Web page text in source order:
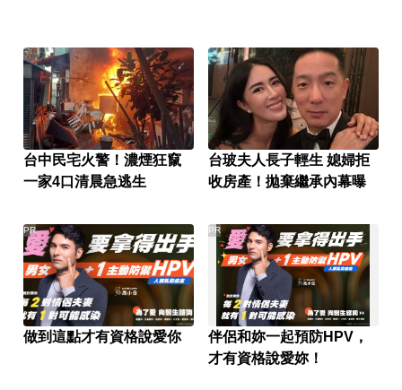
台中民宅火警！濃煙狂竄
一家4口清晨急逃生
台玻夫人長子輕生 媳婦拒
收房產！拋棄繼承內幕曝
做到這點才有資格說愛你
PR
伴侶和妳一起預防HPV，
才有資格說愛妳！
PR